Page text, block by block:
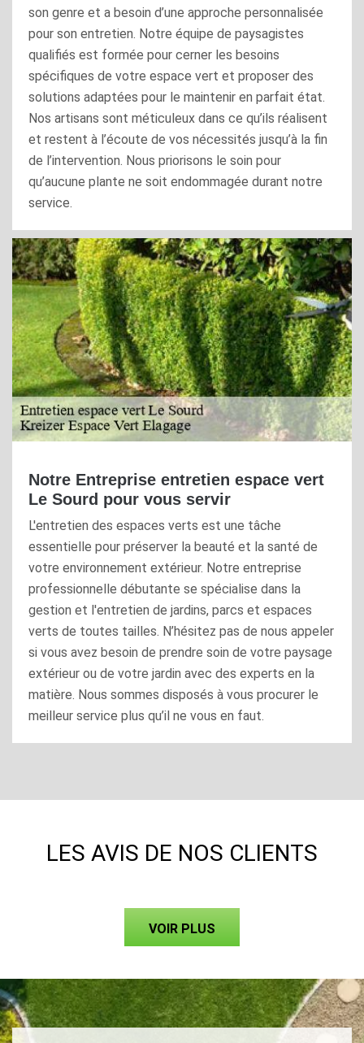
son genre et a besoin d’une approche personnalisée
pour son entretien. Notre équipe de paysagistes
qualifiés est formée pour cerner les besoins
spécifiques de votre espace vert et proposer des
solutions adaptées pour le maintenir en parfait état.
Nos artisans sont méticuleux dans ce qu’ils réalisent
et restent à l’écoute de vos nécessités jusqu’à la fin
de l’intervention. Nous priorisons le soin pour
qu’aucune plante ne soit endommagée durant notre
service.
Notre Entreprise entretien espace vert
Le Sourd pour vous servir
L'entretien des espaces verts est une tâche
essentielle pour préserver la beauté et la santé de
votre environnement extérieur. Notre entreprise
professionnelle débutante se spécialise dans la
gestion et l'entretien de jardins, parcs et espaces
verts de toutes tailles. N’hésitez pas de nous appeler
si vous avez besoin de prendre soin de votre paysage
extérieur ou de votre jardin avec des experts en la
matière. Nous sommes disposés à vous procurer le
meilleur service plus qu’il ne vous en faut.
LES AVIS DE NOS CLIENTS
VOIR PLUS